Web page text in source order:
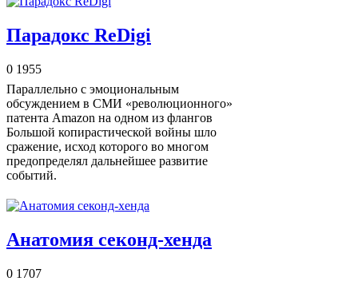
Парадокс ReDigi
0 1955
Параллельно с эмоциональным
обсуждением в СМИ «революционного»
патента Amazon на одном из флангов
Большой копирастической войны шло
сражение, исход которого во многом
предопределял дальнейшее развитие
событий.
Анатомия секонд-хенда
0 1707